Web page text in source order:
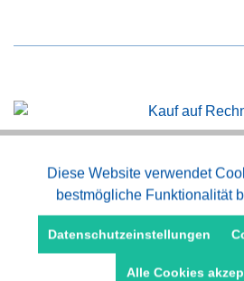
Schneller
Funktionale
Marketing
Diese Website verwendet
bestmögliche Funktionalität
Datenschutzeinstellungen
Alle Cookies